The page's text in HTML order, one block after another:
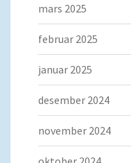
mars 2025
februar 2025
januar 2025
desember 2024
november 2024